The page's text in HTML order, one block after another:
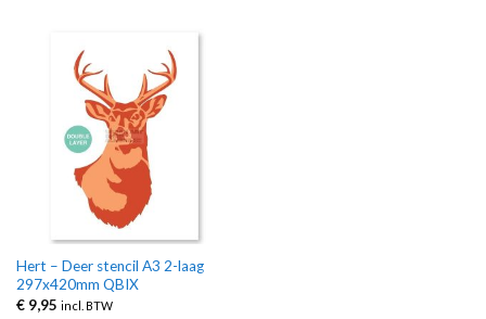
Hert – Deer stencil A3 2-laag
297x420mm QBIX
€9,95 incl. BTW